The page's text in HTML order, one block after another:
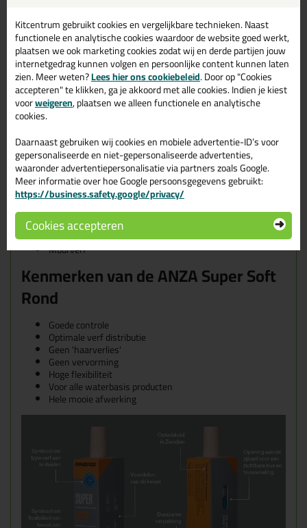
verbeterde kwastenlijn niet alleen aan jou, maar ook aan het
milieu ♻️
De ideale partner voor alle watergedragen lakken en verven:
Hoge verfopname, hoge flexibiliteit, goede controle en mooie
afwerking!
Wanneer gebruik je de ANZA Super
Soft Rond?
De ANZA Super Soft is geschikt voor waterbasis producten. Alle
ANZA kwasten die hiervoor geschikt zijn, zijn te herkennen aan
hun blauwe kleur! Een paar voorbeelden van verf die je goed met
de Super Soft kan verwerken zijn:
Verf (acryl)
Blanke lak (acryl)
Beits (acryl)
Muurverf
Kenmerken van de ANZA Super Soft
Rond
Goede controle
Optimale verf distributie
Geen 'haarverlies'
Geen vervorming
Hoge flexibiliteit
Voor alle waterbasis producten
Hele mooie afwerking
Kitcentrum gebruikt cookies en vergelijkbare technieken. Naast
functionele en analytische cookies waardoor de website goed werkt,
plaatsen we ook marketing cookies zodat wij en derde partijen jouw
internetgedrag kunnen volgen en persoonlijke content kunnen laten
zien. Meer weten?Lees hier ons cookiebeleid. Door op "Cookies
accepteren" te klikken, ga je akkoord met alle cookies. Indien je kiest
voorweigeren, plaatsen we alleen functionele en analytische
cookies.
Daarnaast gebruiken wij cookies en mobiele advertentie-ID’s voor
gepersonaliseerde en niet-gepersonaliseerde advertenties,
waaronder advertentiepersonalisatie via partners zoals Google.
Meer informatie over hoe Google persoonsgegevens gebruikt:
https://business.safety.google/privacy/
Cookies accepteren